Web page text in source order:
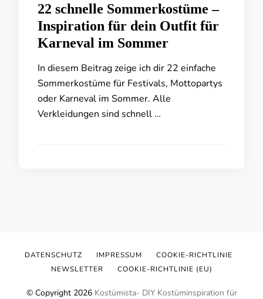
22 schnelle Sommerkostüme –
Inspiration für dein Outfit für
Karneval im Sommer
In diesem Beitrag zeige ich dir 22 einfache
Sommerkostüme für Festivals, Mottopartys
oder Karneval im Sommer. Alle
Verkleidungen sind schnell …
© Copyright 2026 Kostümista- DIY Kostüminspiration für
DATENSCHUTZ IMPRESSUM
COOKIE-RICHTLINIE
NEWSLETTER
COOKIE-RICHTLINIE (EU)